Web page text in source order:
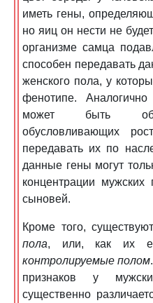
иметь гены,
но яиц он нести не
организме самца
способен передавать
женского пола, у
фенотипе.
может быть
обусловливающих
передавать их по
данные гены могут
концентрации
сыновей.
Кроме того,
пола, или, как их
контролируемые полом
признаков у
существенно